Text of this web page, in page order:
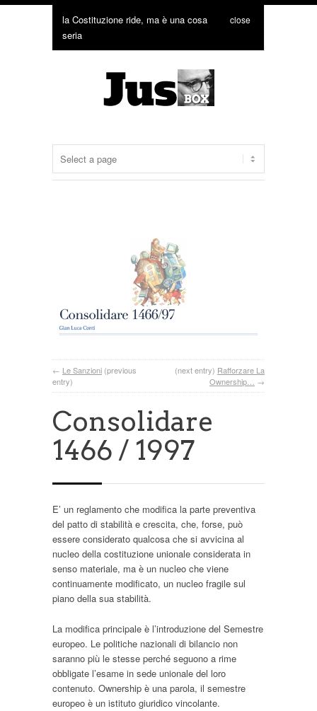
la Costituzione ride, ma è una cosa
seria
close
← Le Sanzioni (previous
entry)
(next entry) Rafforzare La
Ownership…
→
Consolidare
1466 / 1997
E’ un reglamento che modifica la parte preventiva
del patto di stabilità e crescita, che, forse, può
essere considerato qualcosa che si avvicina al
nucleo della costituzione unionale considerata in
senso materiale, ma è un nucleo che viene
continuamente modificato, un nucleo fragile sul
piano della sua stabilità.
La modifica principale è l’introduzione del Semestre
europeo. Le politiche nazionali di bilancio non
saranno più le stesse perché seguono a rime
obbligate l’esame in sede unionale del loro
contenuto. Ownership è una parola, il semestre
europeo è un istituto giuridico vincolante.